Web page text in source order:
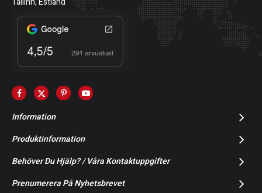
Information
Produktinformation
Behöver Du Hjälp? / Våra Kontaktuppgifter
Prenumerera På Nyhetsbrevet